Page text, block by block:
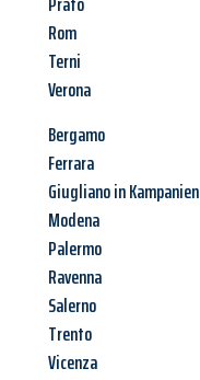
Rom
Terni
Verona
Bergamo
Ferrara
Giugliano in Kampanien
Modena
Palermo
Ravenna
Salerno
Trento
Vicenza